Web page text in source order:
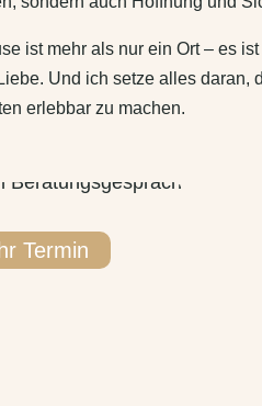
ist mehr als nur ein Ort – es
Und ich setze alles daran,
erlebbar zu machen.
Termin